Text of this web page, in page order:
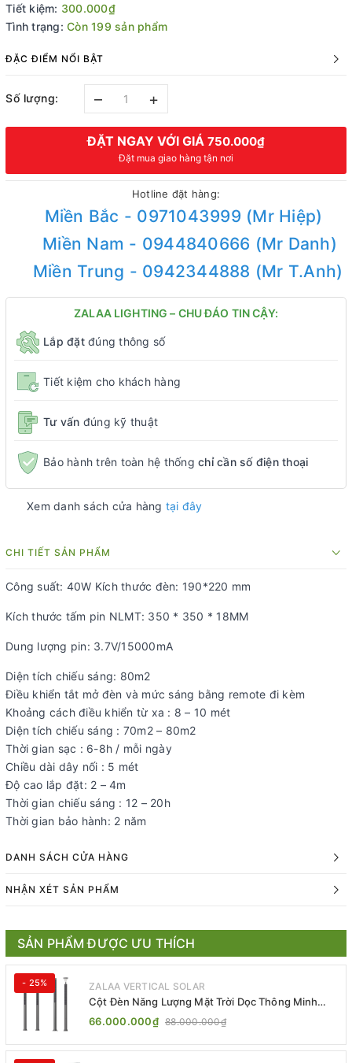
Tiết kiệm: 300.000₫
Tình trạng: Còn 199 sản phẩm
ĐẶC ĐIỂM NỔI BẬT
Số lượng: – +
ĐẶT NGAY VỚI GIÁ 750.000₫
Đặt mua giao hàng tận nơi
Hotline đặt hàng:
Miền Bắc - 0971043999 (Mr Hiệp)
Miền Nam - 0944840666 (Mr Danh)
Miền Trung - 0942344888 (Mr T.Anh)
ZALAA LIGHTING – CHU ĐÁO TIN CẬY:
Lắp đặtđúng thông số
Tiết kiệm cho khách hàng
Tư vấn đúng kỹ thuật
Bảo hành trên toàn hệ thống chỉ cần số điện thoại
Xem danh sách cửa hàng tại đây
CHI TIẾT SẢN PHẨM
Công suất: 40W Kích thước đèn: 190*220 mm
Kích thước tấm pin NLMT: 350 * 350 * 18MM
Dung lượng pin: 3.7V/15000mA
Diện tích chiếu sáng: 80m2
Điều khiển tắt mở đèn và mức sáng bằng remote đi kèm
Khoảng cách điều khiển từ xa : 8 – 10 mét
Diện tích chiếu sáng : 70m2 – 80m2
Thời gian sạc : 6-8h / mỗi ngày
Chiều dài dây nối : 5 mét
Độ cao lắp đặt: 2 – 4m
Thời gian chiếu sáng : 12 – 20h
Thời gian bảo hành: 2 năm
DANH SÁCH CỬA HÀNG
NHẬN XÉT SẢN PHẨM
SẢN PHẨM ĐƯỢC ƯU THÍCH
- 25% ZALAA VERTICAL SOLAR
Cột Đèn Năng Lượng Mặt Trời Dọc Thông Minh
ZSR-YYDS-360 | ZALAA Jsc
66.000.000₫ 88.000.000₫